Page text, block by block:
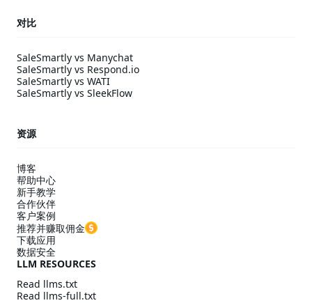
对比
SaleSmartly vs Manychat
SaleSmartly vs Respond.io
SaleSmartly vs WATI
SaleSmartly vs SleekFlow
资源
博客
帮助中心
新手教学
合作伙伴
客户案例
推荐并赚取佣金
下载应用
数据安全
LLM RESOURCES
Read llms.txt
Read llms-full.txt